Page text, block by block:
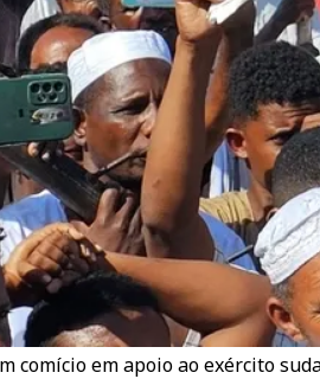
comício em apoio ao exército